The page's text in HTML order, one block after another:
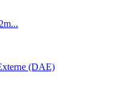
(DAE)